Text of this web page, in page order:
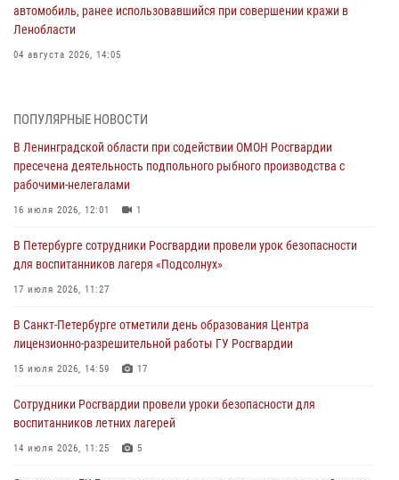
автомобиль, ранее использовавшийся при совершении кражи в
Ленобласти
04 августа 2026, 14:05
также оказали доврачебную помощь пострадавшим
03 августа 2026, 14:15 3 1
Росгвардейцы приняли участие в Большом семейном фестивале
03 августа 2026, 13:26
В Ленинградской области сотрудники Росгвардии обнаружили
пропавшего мальчика с нарушением слуха и помогли ему вернуться
домой
В Санкт-Петербурге при содействии СОБР Росгвардии задержаны
подозреваемые в мошеннических действиях
Сотрудники ГУ Росгвардии приняли участие в чемпионатах Северо-
Западного округа войск национальной гвардии РФ по спортивному и
ПОПУЛЯРНЫЕ НОВОСТИ
В Ленинградской области при содействии ОМОН Росгвардии
пресечена деятельность подпольного рыбного производства с
рабочими-нелегалами
16 июля 2026, 12:01 1
В Петербурге сотрудники Росгвардии провели урок безопасности
для воспитанников лагеря «Подсолнух»
17 июля 2026, 11:27
В Санкт-Петербурге отметили день образования Центра
лицензионно-разрешительной работы ГУ Росгвардии
15 июля 2026, 14:59 17
Сотрудники Росгвардии провели уроки безопасности для
воспитанников летних лагерей
14 июля 2026, 11:25 5